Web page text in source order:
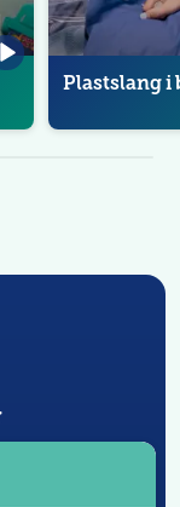
Plastslang i